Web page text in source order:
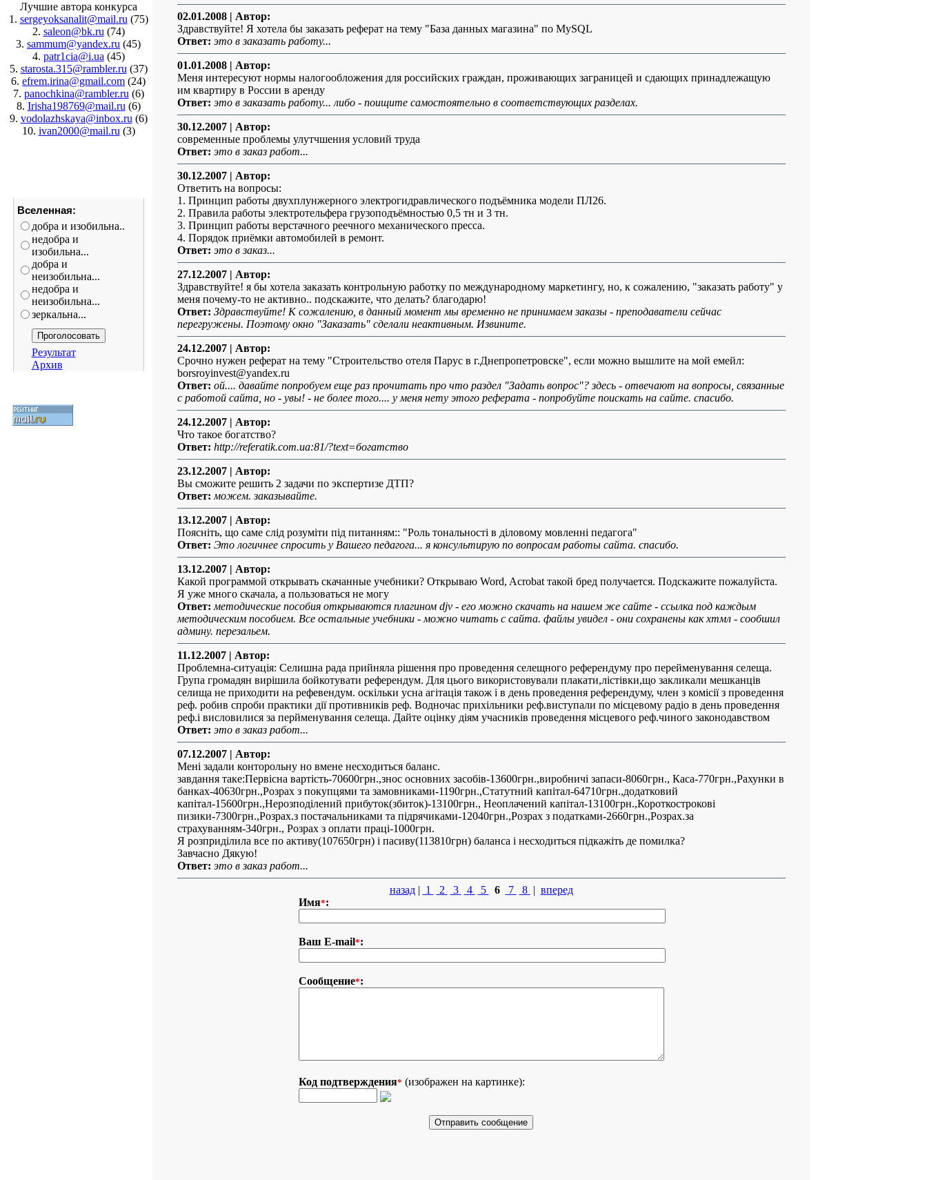
Лучшие автора конкурса
1. sergeyoksanalit@mail.ru (75)
2. saleon@bk.ru (74)
3. sammum@yandex.ru (45)
4. patr1cia@i.ua (45)
5. starosta.315@rambler.ru (37)
6. efrem.irina@gmail.com (24)
7. panochkina@rambler.ru (6)
8. Irisha198769@mail.ru (6)
9. vodolazhskaya@inbox.ru (6)
10. ivan2000@mail.ru (3)
Вселенная:
добра и изобильна..
недобра и
изобильна...
добра и
неизобильна...
недобра и
неизобильна...
зеркальна...
Результат
Архив
02.01.2008 | Автор:
Здравствуйте! Я хотела бы заказать реферат на тему "База данных магазина" по MySQL
Ответ: это в заказать работу...
01.01.2008 | Автор:
Меня интересуют нормы налогообложения для российских граждан, проживающих заграницей и сдающих принадлежащую
им квартиру в России в аренду
Ответ: это в заказать работу... либо - поищите самостоятельно в соответствующих разделах.
30.12.2007 | Автор:
современные проблемы улутчшения условий труда
Ответ: это в заказ работ...
30.12.2007 | Автор:
Ответить на вопросы:
1. Принцип работы двухплунжерного электрогидравлического подъёмника модели ПЛ26.
2. Правила работы электротельфера грузоподъёмностью 0,5 тн и 3 тн.
3. Принцип работы верстачного реечного механического пресса.
4. Порядок приёмки автомобилей в ремонт.
Ответ: это в заказ...
27.12.2007 | Автор:
Здравствуйте! я бы хотела заказать контрольную работку по международному маркетингу, но, к сожалению, "заказать работу" у
меня почему-то не активно.. подскажите, что делать? благодарю!
Ответ: Здравствуйте! К сожалению, в данный момент мы временно не принимаем заказы - преподаватели сейчас
перегружены. Поэтому окно "Заказать" сделали неактивным. Извините.
24.12.2007 | Автор:
Срочно нужен реферат на тему "Строительство отеля Парус в г.Днепропетровске", если можно вышлите на мой емейл:
borsroyinvest@yandex.ru
Ответ: ой.... давайте попробуем еще раз прочитать про что раздел "Задать вопрос"? здесь - отвечают на вопросы, связанные
с работой сайта, но - увы! - не более того.... у меня нету этого реферата - попробуйте поискать на сайте. спасибо.
24.12.2007 | Автор:
Что такое богатство?
Ответ: http://referatik.com.ua:81/?text=богатство
23.12.2007 | Автор:
Вы сможите решить 2 задачи по экспертизе ДТП?
Ответ: можем. заказывайте.
13.12.2007 | Автор:
Поясніть, що саме слід розуміти під питанням:: "Роль тональності в діловому мовленні педагога"
Ответ: Это логичнее спросить у Вашего педагога... я консультирую по вопросам работы сайта. спасибо.
13.12.2007 | Автор:
Какой программой открывать скачанные учебники? Открываю Word, Acrobat такой бред получается. Подскажите пожалуйста.
Я уже много скачала, а пользоваться не могу
Ответ: методические пособия открываются плагином djv - его можно скачать на нашем же сайте - ссылка под каждым
методическим пособием. Все остальные учебники - можно читать с сайта. файлы увидел - они сохранены как хтмл - сообшил
админу. перезальем.
11.12.2007 | Автор:
Проблемна-ситуація: Селишна рада прийняла рішення про проведення селещного референдуму про перейменування селеща.
Група громадян вирішила бойкотувати референдум. Для цього використовували плакати,лістівки,що закликали мешканців
селища не приходити на рефевендум. оскільки усна агітація також і в день проведення референдуму, член з комісії з проведення
реф. робив спроби практики дії противників реф. Водночас прихільники реф.виступали по місцевому радіо в день проведення
реф.і висловилися за перйменування селеща. Дайте оцінку діям учасників проведення місцевого реф.чиного законодавством
Ответ: это в заказ работ...
07.12.2007 | Автор:
Мені задали конторольну но вмене несходиться баланс.
завдання таке:Первісна вартість-70600грн.,знос основних засобів-13600грн.,виробничі запаси-8060грн., Каса-770грн.,Рахунки в
банках-40630грн.,Розрах з покупцями та замовниками-1190грн.,Статутний капітал-64710грн.,додатковий
капітал-15600грн.,Нерозподілений прибуток(збиток)-13100грн., Неоплачений капітал-13100грн.,Короткострокові
пизики-7300грн.,Розрах.з постачальниками та підрячиками-12040грн.,Розрах з податками-2660грн.,Розрах.за
страхуванням-340грн., Розрах з оплати праці-1000грн.
Я розприділила все по активу(107650грн) і пасиву(113810грн) баланса і несходиться підкажіть де помилка?
Завчасно Дякую!
Ответ: это в заказ работ...
назад| 1 2 3 4 5 6 7 8 | вперед
Имя*:
Ваш E-mail*:
Сообщение*:
Код подтверждения* (изображен на картинке):